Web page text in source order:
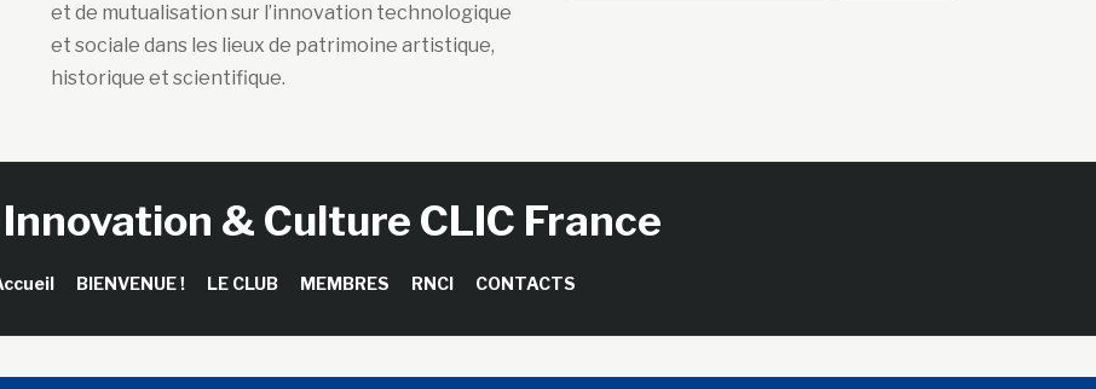
et de mutualisation sur l’innovation technologique
et sociale dans les lieux de patrimoine artistique,
historique et scientifique.
& Culture CLIC France
BIENVENUE ! LE CLUB MEMBRES RNCI CONTACTS